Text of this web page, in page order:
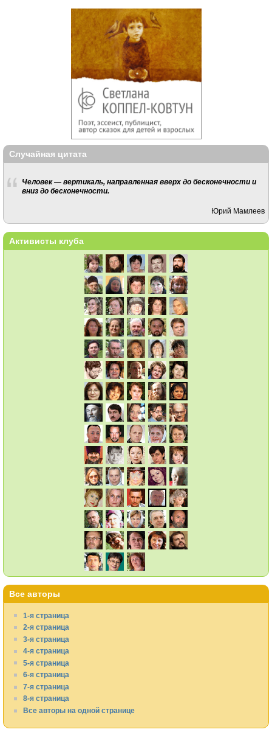
Случайная цитата
Человек — вертикаль, направленная вверх до бесконечности и
вниз до бесконечности.
Юрий Мамлеев
Активисты клуба
Все авторы
1-я страница
2-я страница
3-я страница
4-я страница
5-я страница
6-я страница
7-я страница
8-я страница
Все авторы на одной странице